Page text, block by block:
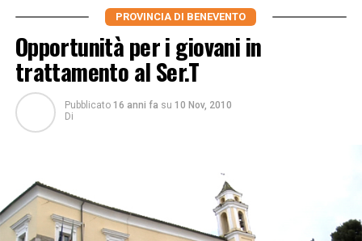
PROVINCIA DI BENEVENTO
Opportunità per i giovani in
trattamento al Ser.T
Pubblicato 16 anni fa su 10 Nov, 2010
Di